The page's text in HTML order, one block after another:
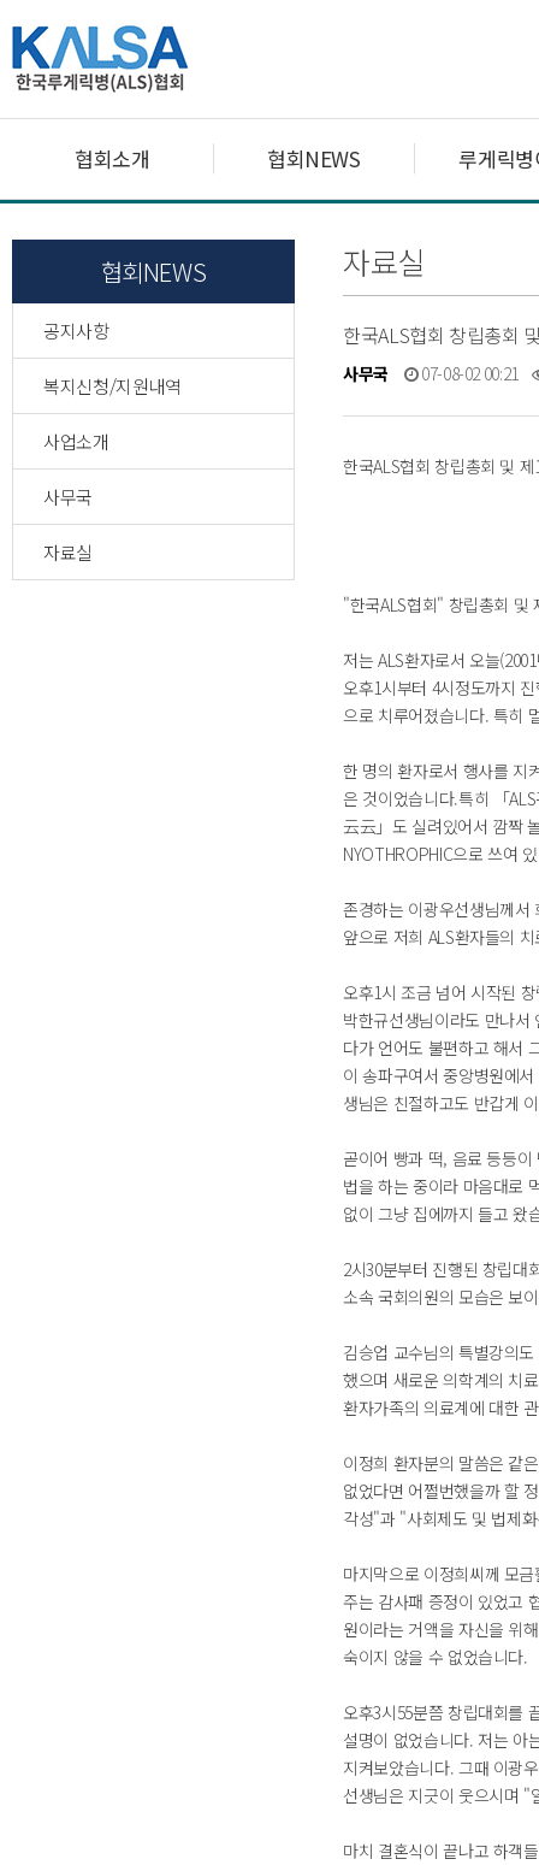
협회소개 협회NEWS 루게릭
협회NEWS
공지사항
복지신청/지원내역
사업소개
사무국
자료실
자료실
한국ALS협회 창립총회
사무국 07-08-02 00:21
한국ALS협회 창립총회 및
"한국ALS협회" 창립총회 및
저는 ALS환자로서 오늘
오후1시부터 4시정도까지
으로 치루어졌습니다. 특히
한 명의 환자로서 행사를 지
은 것이었습니다.특히 「
云云」도 실려있어서 깜짝
NYOTHROPHIC으로 쓰여
존경하는 이광우선생님께서
앞으로 저희 ALS환자들의
오후1시 조금 넘어 시작된
박한규선생님이라도 만나
다가 언어도 불편하고 해서
이 송파구여서 중앙병원에
생님은 친절하고도 반갑게
곧이어 빵과 떡, 음료 등등
법을 하는 중이라 마음대로
없이 그냥 집에까지 들고 왔
2시30분부터 진행된 창립대
소속 국회의원의 모습은 보
김승업 교수님의 특별강의
했으며 새로운 의학계의 치
환자가족의 의료계에 대한
이정희 환자분의 말씀은 같
없었다면 어쩔번했을까 할
각성"과 "사회제도 및 법제
마지막으로 이정희씨께 모
주는 감사패 증정이 있었고
원이라는 거액을 자신을 위
숙이지 않을 수 없었습니다.
오후3시55분쯤 창립대회를
설명이 없었습니다. 저는 아
지켜보았습니다. 그때 이광
선생님은 지긋이 웃으시며 "
마치 결혼식이 끝나고 하객